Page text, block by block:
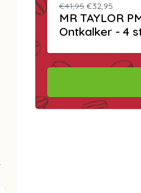
€41,95 €32,95
MR TAYLOR
Ontkalker - 4